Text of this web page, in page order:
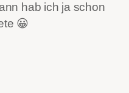
hab ich ja schon
😀